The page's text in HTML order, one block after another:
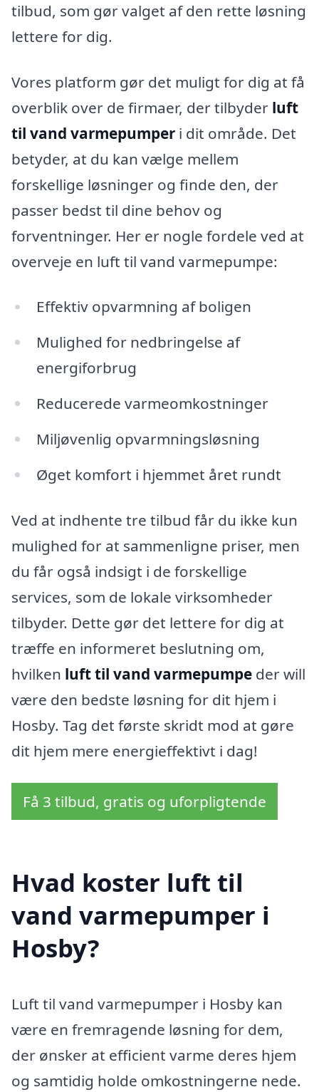
tilbud, som gør valget af den rette løsning
lettere for dig.
Vores platform gør det muligt for dig at få
overblik over de firmaer, der tilbyder luft
til vand varmepumper i dit område. Det
betyder, at du kan vælge mellem
forskellige løsninger og finde den, der
passer bedst til dine behov og
forventninger. Her er nogle fordele ved at
overveje en luft til vand varmepumpe:
Effektiv opvarmning af boligen
Mulighed for nedbringelse af
energiforbrug
Reducerede varmeomkostninger
Miljøvenlig opvarmningsløsning
Øget komfort i hjemmet året rundt
Ved at indhente tre tilbud får du ikke kun
mulighed for at sammenligne priser, men
du får også indsigt i de forskellige
services, som de lokale virksomheder
tilbyder. Dette gør det lettere for dig at
træffe en informeret beslutning om,
hvilken luft til vand varmepumpe der will
være den bedste løsning for dit hjem i
Hosby. Tag det første skridt mod at gøre
dit hjem mere energieffektivt i dag!
Få 3 tilbud, gratis og uforpligtende
Hvad koster luft til
vand varmepumper i
Hosby?
Luft til vand varmepumper i Hosby kan
være en fremragende løsning for dem,
der ønsker at efficient varme deres hjem
og samtidig holde omkostningerne nede.